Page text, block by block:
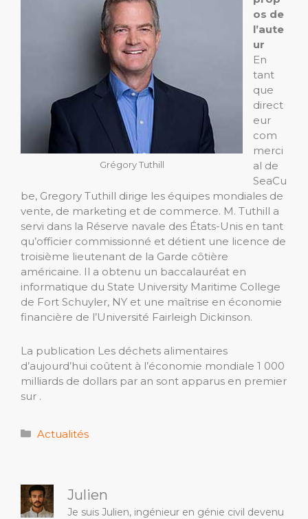
Grégory Tuthill
os de
l’aute
ur
En
tant
que
direct
eur
com
merci
al de
SeaCu
be, Gregory Tuthill dirige les équipes mondiales de
vente, de marketing et de commerce. M. Tuthill a
servi dans la Réserve navale des États-Unis en tant
qu’officier commissionné et détient une licence de
troisième lieutenant de la Garde côtière
américaine. Il a obtenu un baccalauréat en
informatique du State University Maritime College
de Fort Schuyler, NY et une maîtrise en économie
financière de l’Université Fairleigh Dickinson.
La publication Les déchets alimentaires
d’aujourd’hui coûtent à l’économie mondiale 1 000
milliards de dollars par an sont apparus en premier
sur .
Catégories
Actualités
Julien
Je suis Julien, ingénieur en génie civil devenu